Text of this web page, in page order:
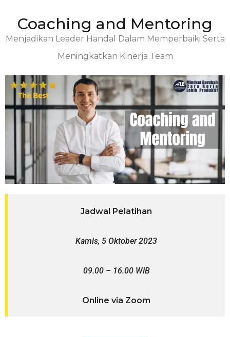
Coaching and Mentoring
Menjadikan Leader Handal Dalam Memperbaiki Serta
Meningkatkan Kinerja Team
Jadwal Pelatihan
Kаmіѕ, 5 Oktober 2023
09.00 – 16.00 WIB
Online via Zoom